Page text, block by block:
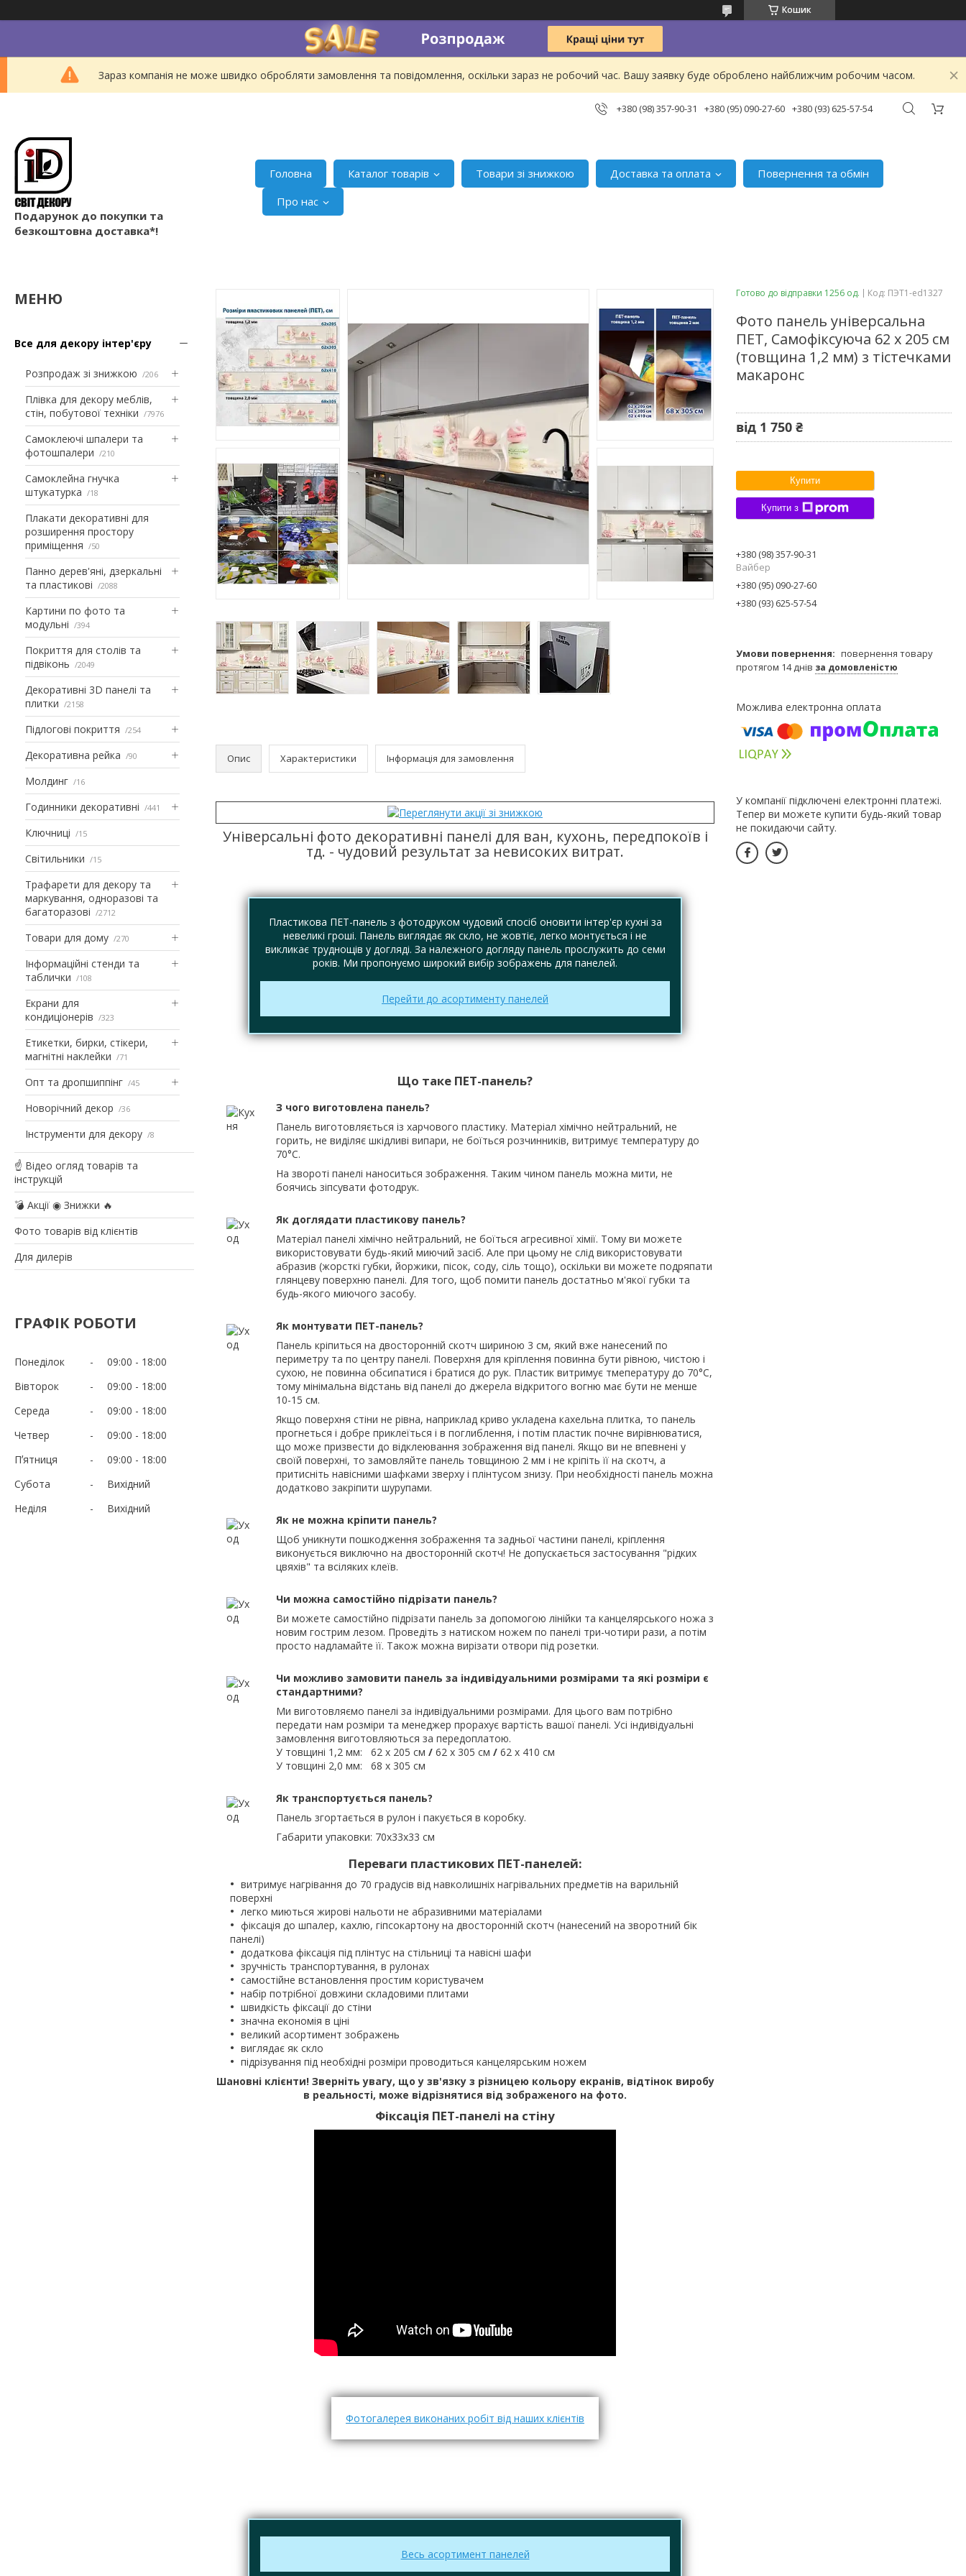
Кошик
Зараз компанія не може швидко обробляти замовлення та повідомлення, оскільки зараз не робочий час. Вашу заявку буде оброблено найближчим робочим часом.
+380 (98) 357-90-31 +380 (95) 090-27-60 +380 (93) 625-57-54
Подарунок до покупки та
безкоштовна доставка*!
Головна Каталог товарів Товари зі знижкою Доставка та оплата
Повернення та обмін
Про нас
Все для декору інтер'єру
Розпродаж зі знижкою 206
Плівка для декору меблів,
стін, побутової техніки
7976
Самоклеючі шпалери та
фотошпалери
210
Самоклейна гнучка
штукатурка
18
Плакати декоративні для
розширення простору
приміщення
50
Панно дерев'яні, дзеркальні
та пластикові
2088
Картини по фото та
модульні
394
Покриття для столів та
підвіконь
2049
Декоративні 3D панелі та
плитки
2158
Підлогові покриття 254
Декоративна рейка 90
Молдинг 16
Годинники декоративні 441
Ключниці 15
Світильники 15
Трафарети для декору та
маркування, одноразові та
багаторазові
2712
Товари для дому 270
Інформаційні стенди та
таблички
108
Екрани для
кондиціонерів
323
Етикетки, бирки, стікери,
магнітні наклейки
71
Опт та дропшиппінг 45
Новорічний декор 36
Інструменти для декору 8
☝ Відео огляд товарів та
інструкцій
💣 Акції ◉ Знижки 🔥
Фото товарів від клієнтів
Для дилерів
ГРАФІК РОБОТИ
Понеділок 09:00
18:00
Вівторок
09:00
18:00
Середа
09:00
18:00
Четвер
09:00
18:00
Пʼятниця
09:00
18:00
Субота
Вихідний
Неділя
Вихідний
Опис Характеристики Інформація для замовлення
Універсальні фото декоративні панелі для ван, кухонь, передпокоїв і
тд. - чудовий результат за невисоких витрат.
Пластикова ПЕТ-панель з фотодруком чудовий спосіб оновити інтер'єр кухні за
невеликі гроші. Панель виглядає як скло, не жовтіє, легко монтується і не
викликає труднощів у догляді. За належного догляду панель прослужить до семи
років. Ми пропонуємо широкий вибір зображень для панелей.
Перейти до асортименту панелей
Що таке ПЕТ-панель?
З чого виготовлена панель?
Панель виготовляється із харчового пластику. Матеріал хімічно нейтральний, не
горить, не виділяє шкідливі випари, не боїться розчинників, витримує температуру до
70°С.
На звороті панелі наноситься зображення. Таким чином панель можна мити, не
боячись зіпсувати фотодрук.
Як доглядати пластикову панель?
Матеріал панелі хімічно нейтральний, не боїться агресивної хімії. Тому ви можете
використовувати будь-який миючий засіб. Але при цьому не слід використовувати
абразив (жорсткі губки, йоржики, пісок, соду, сіль тощо), оскільки ви можете подряпати
глянцеву поверхню панелі. Для того, щоб помити панель достатньо м'якої губки та
будь-якого миючого засобу.
Як монтувати ПЕТ-панель?
Панель кріпиться на двосторонній скотч шириною 3 см, який вже нанесений по
периметру та по центру панелі. Поверхня для кріплення повинна бути рівною, чистою і
сухою, не повинна обсипатися і братися до рук. Пластик витримує тмепературу до 70°С,
тому мінімальна відстань від панелі до джерела відкритого вогню має бути не менше
10-15 см.
Якщо поверхня стіни не рівна, наприклад криво укладена кахельна плитка, то панель
прогнеться і добре приклеїться і в поглиблення, і потім пластик почне вирівнюватися,
що може призвести до відклеювання зображення від панелі. Якщо ви не впевнені у
своїй поверхні, то замовляйте панель товщиною 2 мм і не кріпіть її на скотч, а
притисніть навісними шафками зверху і плінтусом знизу. При необхідності панель можна
додатково закріпити шурупами.
Як не можна кріпити панель?
Щоб уникнути пошкодження зображення та задньої частини панелі, кріплення
виконується виключно на двосторонній скотч! Не допускається застосування "рідких
цвяхів" та всіляких клеїв.
Чи можна самостійно підрізати панель?
Ви можете самостійно підрізати панель за допомогою лінійки та канцелярського ножа з
новим гострим лезом. Проведіть з натиском ножем по панелі три-чотири рази, а потім
просто надламайте її. Також можна вирізати отвори під розетки.
Чи можливо замовити панель за індивідуальними розмірами та які розміри є
стандартними?
Ми виготовляємо панелі за індивідуальними розмірами. Для цього вам потрібно
передати нам розміри та менеджер прорахує вартість вашої панелі. Усі індивідуальні
замовлення виготовляються за передоплатою.
У товщині 1,2 мм: 62 х 205 см/ 62 х 305 см/ 62 х 410 см
У товщині 2,0 мм: 68 х 305 см
Як транспортується панель?
Панель згортається в рулон і пакується в коробку.
Габарити упаковки: 70х33х33 см
Переваги пластикових ПЕТ-панелей:
витримує нагрівання до 70 градусів від навколишніх нагрівальних предметів на варильній
поверхні
легко миються жирові нальоти не абразивними матеріалами
фіксація до шпалер, кахлю, гіпсокартону на двосторонній скотч (нанесений на зворотний бік
панелі)
додаткова фіксація під плінтус на стільниці та навісні шафи
зручність транспортування, в рулонах
самостійне встановлення простим користувачем
набір потрібної довжини складовими плитами
швидкість фіксації до стіни
значна економія в ціні
великий асортимент зображень
виглядає як скло
підрізування під необхідні розміри проводиться канцелярським ножем
Шановні клієнти! Зверніть увагу, що у зв'язку з різницею кольору екранів, відтінок виробу
в реальності, може відрізнятися від зображеного на фото.
Фіксація ПЕТ-панелі на стіну
Фотогалерея виконаних робіт від наших клієнтів
Весь асортимент панелей
Готово до відправки 1256 од. Код: ПЭТ1-ed1327
Фото панель універсальна
ПЕТ, Самофіксуюча 62 х 205 см
(товщина 1,2 мм) з тістечками
макаронс
від 1 750 ₴
Купити
Купити з
+380 (98) 357-90-31
Вайбер
+380 (95) 090-27-60
+380 (93) 625-57-54
повернення товару
протягом 14 днів за домовленістю
У компанії підключені електронні платежі.
Тепер ви можете купити будь-який товар
не покидаючи сайту.